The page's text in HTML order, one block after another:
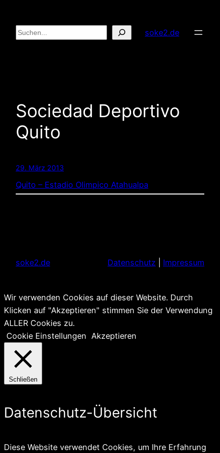
Inhalt
springen
Suchen soke2.de
Sociedad Deportivo
Quito
29. März 2013
Quito – Estadio Olimpico Atahualpa
soke2.de Datenschutz Impressum
Wir verwenden Cookies auf dieser Website. Durch
Klicken auf "Akzeptieren" stimmen Sie der Verwendung
ALLER Cookies zu.
Cookie Einstellungen Akzeptieren
Schließen
Datenschutz-Übersicht
Diese Website verwendet Cookies, um Ihre Erfahrung